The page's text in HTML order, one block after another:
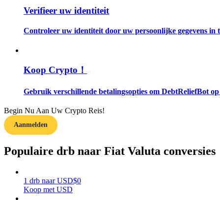
Gids
Verifieer uw identiteit
Controleer uw identiteit door uw persoonlijke gegevens in
Koop Crypto！
Gebruik verschillende betalingsopties om DebtReliefBot
Begin Nu Aan Uw Crypto Reis!
Aanmelden
Populaire drb naar Fiat Valuta conversies
1 drb naar USD$0
Koop met USD